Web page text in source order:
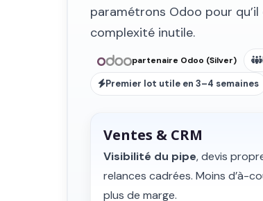
paramétrons Odoo pour
complexité inutile.
partenaire Odoo (Silver)
Premier lot utile en 3–4 semaines
Ventes & CRM
Visibilité du pipe, devis
relances cadrées. Moins d’à-
plus de marge.